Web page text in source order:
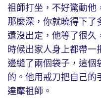
祖師打坐，不好驚動他
那麼深，你就曉得下了
還沒出定，他等了很久
時候出家人身上都帶一
邊縫了兩個袋子，這個
的。他用戒刀把自己的
達摩祖師。